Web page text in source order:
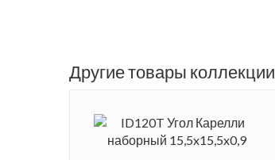
Другие товары коллекции